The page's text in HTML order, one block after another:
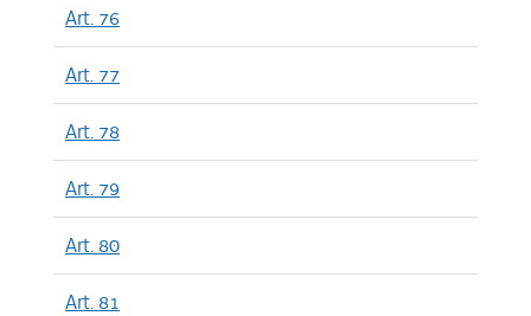
Art. 76
Art. 77
Art. 78
Art. 79
Art. 80
Art. 81